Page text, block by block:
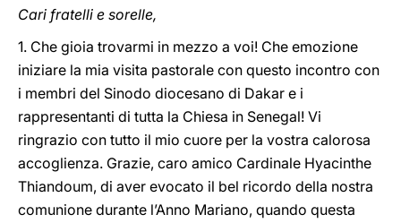
Cari fratelli e sorelle,
1. Che gioia trovarmi in mezzo a voi! Che emozione
iniziare la mia visita pastorale con questo incontro con
i membri del Sinodo diocesano di Dakar e i
rappresentanti di tutta la Chiesa in Senegal! Vi
ringrazio con tutto il mio cuore per la vostra calorosa
accoglienza. Grazie, caro amico Cardinale Hyacinthe
Thiandoum, di aver evocato il bel ricordo della nostra
comunione durante l’Anno Mariano, quando questa